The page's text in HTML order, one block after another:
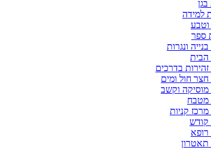
למידה
ספר
ונגרות
הבית
זהירות בדרכים
חצר חול ומים
מוסיקה וקשב
מטבח
קניות
קודש
רופא
תאטרון